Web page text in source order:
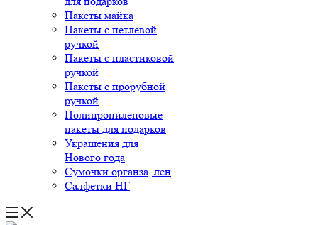
Пакеты майка
Пакеты с петлевой
ручкой
Пакеты с пластиковой
ручкой
Пакеты с прорубной
ручкой
Полипропиленовые
пакеты для подарков
Украшения для
Нового года
Сумочки органза, лен
Салфетки НГ